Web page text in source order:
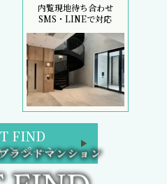
内覧現地待ち合わせ
SMS・LINEで対応
FIND
ンペーン